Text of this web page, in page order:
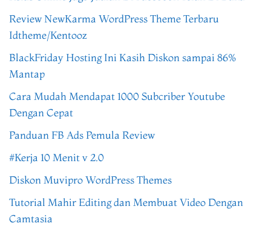
Review NewKarma WordPress Theme Terbaru
Idtheme/Kentooz
BlackFriday Hosting Ini Kasih Diskon sampai 86%
Mantap
Cara Mudah Mendapat 1000 Subcriber Youtube
Dengan Cepat
Panduan FB Ads Pemula Review
#Kerja 10 Menit v 2.0
Diskon Muvipro WordPress Themes
Tutorial Mahir Editing dan Membuat Video Dengan
Camtasia